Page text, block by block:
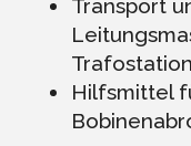
Transport
Hilfsmittel